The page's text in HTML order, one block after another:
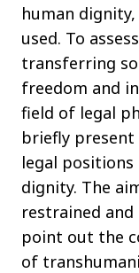
human
used. To
transferring
freedom and
field of legal
briefly
legal
dignity. The
restrained
point out the
of